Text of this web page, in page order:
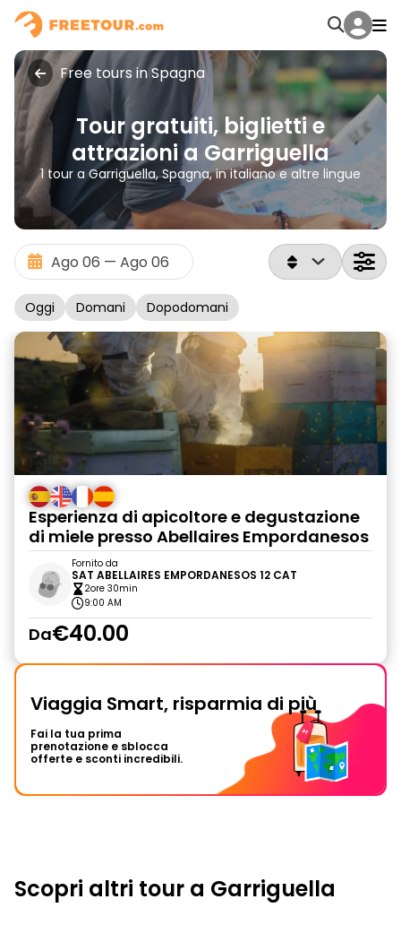
Free tours in Spagna
Tour gratuiti, biglietti e
attrazioni a Garriguella
1 tour a Garriguella, Spagna, in italiano e altre lingue
Oggi Domani Dopodomani
Esperienza di apicoltore e degustazione
di miele presso Abellaires Empordanesos
Fornito da
SAT ABELLAIRES EMPORDANESOS 12 CAT
2ore 30min
9:00 AM
Da€40.00
Viaggia Smart, risparmia di più
Fai la tua prima
prenotazione e sblocca
offerte e sconti incredibili.
Scopri altri tour a Garriguella